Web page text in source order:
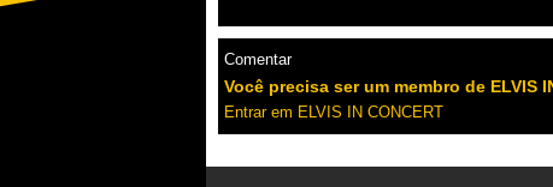
Comentar
Você precisa ser um membro de ELVIS
Entrar em ELVIS IN CONCERT